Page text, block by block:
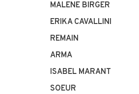
MALENE BIRGER
ERIKA CAVALLINI
REMAIN
ARMA
ISABEL MARANT
SOEUR